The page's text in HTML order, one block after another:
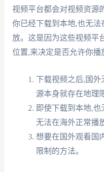
视频平台都会对视频资源
你已经下载到本地,也无
放。这是因为这些视频平
位置,来决定是否允许你播
下载视频之后,国
源本身就存在地理
即使下载到本地,
无法在海外正常播
想要在国外观看国
限制的方法。